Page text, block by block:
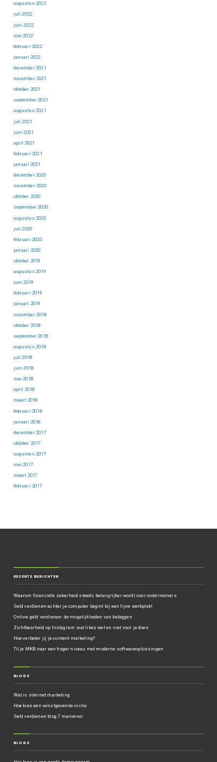
augustus 2022
juli 2022
juni 2022
mei 2022
februari 2022
januari 2022
december 2021
november 2021
oktober 2021
september 2021
augustus 2021
juli 2021
juni 2021
april 2021
februari 2021
januari 2021
december 2020
november 2020
oktober 2020
september 2020
augustus 2020
juli 2020
februari 2020
januari 2020
oktober 2019
augustus 2019
juni 2019
februari 2019
januari 2019
november 2018
oktober 2018
september 2018
augustus 2018
juli 2018
juni 2018
mei 2018
april 2018
maart 2018
februari 2018
januari 2018
december 2017
oktober 2017
augustus 2017
mei 2017
maart 2017
februari 2017
RECENTE BERICHTEN
Waarom financiële zekerheid steeds belangrijker wordt voor ondernemers
Geld verdienen achter je computer begint bij een fijne werkplek!
Online geld verdienen: de mogelijkheden van beleggen
Zichtbaarheid op Instagram: wat likes wel en niet voor je doen
Hoe verbeter jij je content marketing?
Til je MKB naar een hoger niveau met moderne softwareoplossingen
BLOGS
Wat is internet marketing
Hoe kies een winstgevende niche
Geld verdienen blog 7 manieren
BLOGS